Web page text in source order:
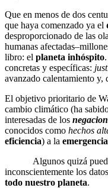
Que en menos de dos
que haya comenzado ya el
desproporcionado de las
humanas
libro: el planeta inhóspito
concretas y específicas:
avanzado calentamiento y,
El objetivo prioritario de
cambio climático (ha
interesadas de los
conocidos como hechos
eficiencia) a la
Algunos quizá puedan
inconscientemente los
todo nuestro planeta.